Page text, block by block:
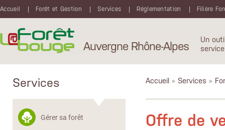
Accueil
Forêt et Gestion Services Réglementation Filière
Auvergne Rhône-Alpes
Un
Services
Gérer sa forêt
Accueil » Services »
Offre de